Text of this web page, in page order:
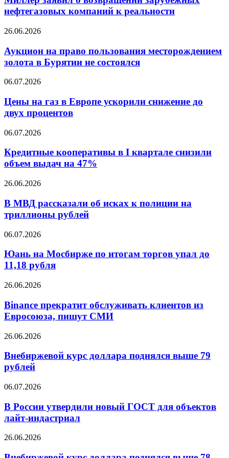
возвращении
зарубежных
компаний
реальности
нефтегазовых компаний к реальности
Аукцион
право
пользования
месторождением
в
не
состоялся
26.06.2026
Аукцион на право пользования месторождением
золота в Бурятии не состоялся
Цены
газ
в
Европе
снижение
двух
процентов
06.07.2026
Цены на газ в Европе ускорили снижение до
двух процентов
Кредитные
в
квартале
объем
на
47%
06.07.2026
Кредитные кооперативы в I квартале снизили
объем выдач на 47%
В
рассказали
об
исках
полиции
триллионы
рублей
26.06.2026
В МВД рассказали об исках к полиции на
триллионы рублей
Юань
Мосбирже
по
итогам
упал
11,18
рубля
06.07.2026
Юань на Мосбирже по итогам торгов упал до
11,18 рубля
Binance
обслуживать
клиентов
из
пишут
26.06.2026
Binance прекратит обслуживать клиентов из
Евросоюза, пишут СМИ
Внебиржевой
доллара
поднялся
выше
рублей
26.06.2026
Внебиржевой курс доллара поднялся выше 79
рублей
В
утвердили
новый
ГОСТ
объектов
06.07.2026
В России утвердили новый ГОСТ для объектов
лайт-индастриал
Внебиржевой
доллара
26.06.2026